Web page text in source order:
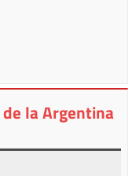
la Argentina